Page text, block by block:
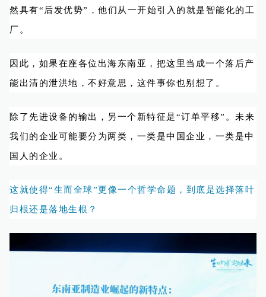
然具有“后发优势”，他们从一开始引入的就是智能化的工
厂。
因此，如果在座各位出海东南亚，把这里当成一个落后产
能出清的泄洪地，不好意思，这件事你也别想了。
除了先进设备的输出，另一个新特征是“订单平移”。未来
我们的企业可能要分为两类，一类是中国企业，一类是中
国人的企业。
这就使得“生而全球”更像一个哲学命题，到底是选择落叶
归根还是落地生根？